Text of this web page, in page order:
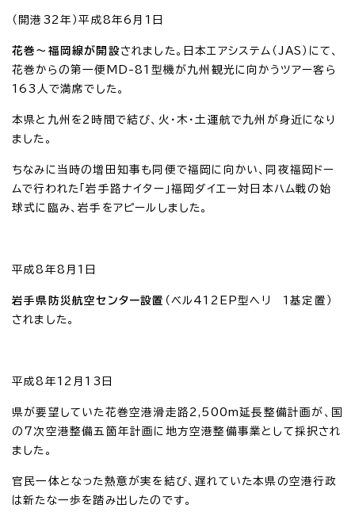
（開港32年）平成8年6月1日
花巻～福岡線が開設されました。日本エアシステム（JAS）にて、
花巻からの第一便MD-81型機が九州観光に向かうツアー客ら
163人で満席でした。
本県と九州を2時間で結び、火・木・土運航で九州が身近になり
ました。
ちなみに当時の増田知事も同便で福岡に向かい、同夜福岡ドー
ムで行われた「岩手路ナイター」福岡ダイエー対日本ハム戦の始
球式に臨み、岩手をアピールしました。
平成8年8月1日
岩手県防災航空センター設置 （ベル412EP型ヘリ 1基定置）
されました。
平成8年12月13日
県が要望していた花巻空港滑走路2,500m延長整備計画が、国
の7次空港整備五箇年計画に地方空港整備事業として採択され
ました。
官民一体となった熱意が実を結び、遅れていた本県の空港行政
は新たな一歩を踏み出したのです。